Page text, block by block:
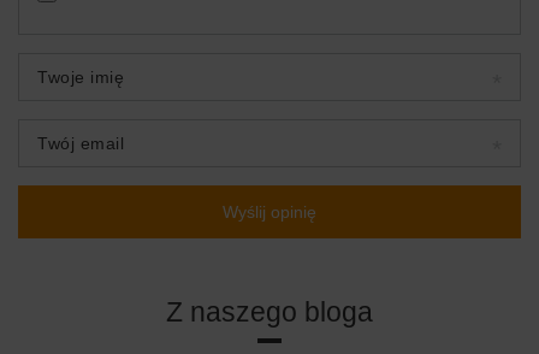
Twoje imię
Twój email
Wyślij opinię
Z naszego bloga